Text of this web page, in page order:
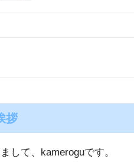
拶
して、kameroguです。